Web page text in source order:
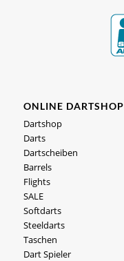
ONLINE DARTSHOP
Dartshop
Darts
Dartscheiben
Barrels
Flights
SALE
Softdarts
Steeldarts
Taschen
Dart Spieler